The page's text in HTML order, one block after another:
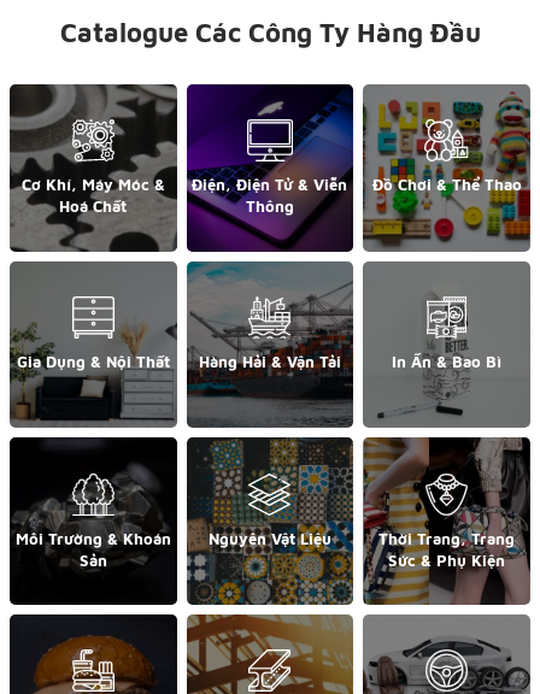
Catalogue Các Công Ty Hàng Đầu
Cơ Khí, Máy Móc &
Hoá Chất
Điện, Điện Tử & Viễn
Thông
Đồ Chơi & Thể Thao
Gia Dụng & Nội Thất Hàng Hải & Vận Tải In Ấn & Bao Bì
Môi Trường & Khoán
Sản
Nguyên Vật Liệu
Thời Trang, Trang
Sức & Phụ Kiện